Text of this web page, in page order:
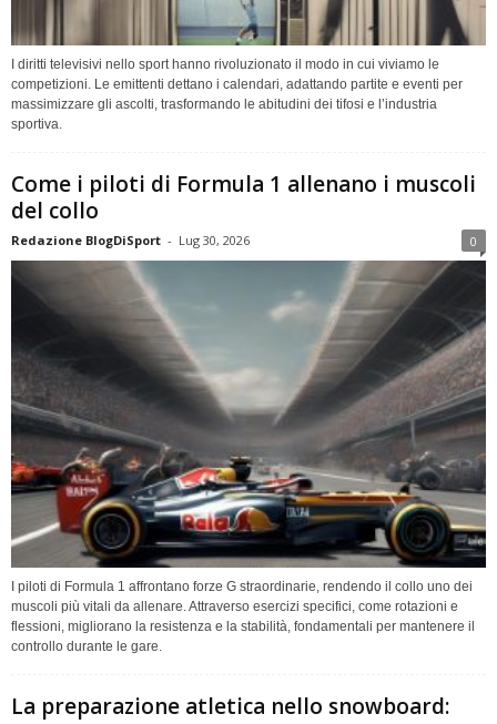
I diritti televisivi nello sport hanno rivoluzionato il modo in cui viviamo le
competizioni. Le emittenti dettano i calendari, adattando partite e eventi per
massimizzare gli ascolti, trasformando le abitudini dei tifosi e l’industria
sportiva.
Come i piloti di Formula 1 allenano i muscoli
del collo
Redazione BlogDiSport - Lug 30, 2026 0
I piloti di Formula 1 affrontano forze G straordinarie, rendendo il collo uno dei
muscoli più vitali da allenare. Attraverso esercizi specifici, come rotazioni e
flessioni, migliorano la resistenza e la stabilità, fondamentali per mantenere il
controllo durante le gare.
La preparazione atletica nello snowboard: